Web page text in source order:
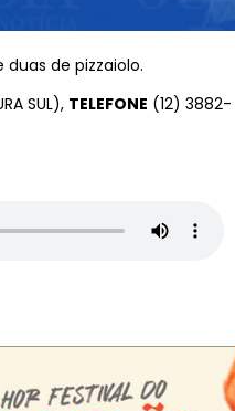
de pizzaiolo.
SUL), TELEFONE (12) 3882-